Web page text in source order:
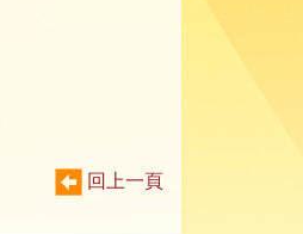
回上一頁